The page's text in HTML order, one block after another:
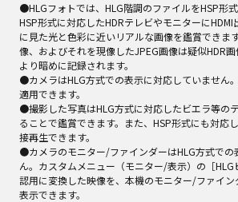
●HLGフォトでは、HLG階調のファイルをHSP形
HSP形式に対応したHDRテレビやモニターに
に見た光と色彩に近いリアルな画像を鑑賞できま
像、およびそれを現像したJPEG画像は疑似HDR
より暗めに記録されます。
●カメラはHLG方式での表示に対応していません
適用できます。
●撮影した写真はHLG方式に対応したビエラ等の
ることで鑑賞できます。また、HSP形式にも対応
接再生できます。
●カメラのモニター/ファインダーはHLG方式での
ん。カスタムメニュー（モニター/表示）の［
認用に変換した映像を、本機のモニター/ファイン
表示できます。